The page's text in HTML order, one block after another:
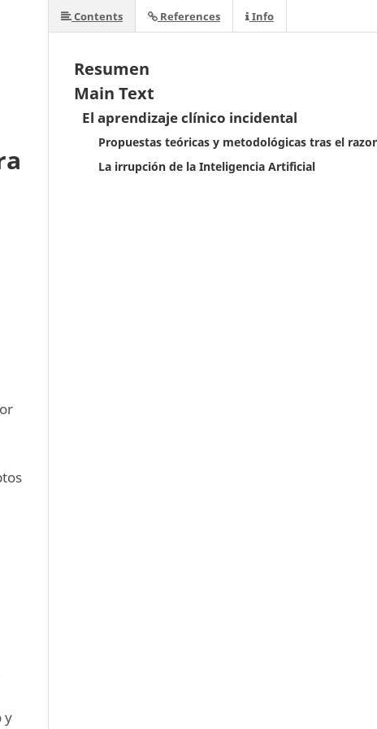
y
Resumen
Main Text
El aprendizaje clínico incidental
Propuestas teóricas y metodológicas tras el
La irrupción de la Inteligencia Artificial
Contents References Info